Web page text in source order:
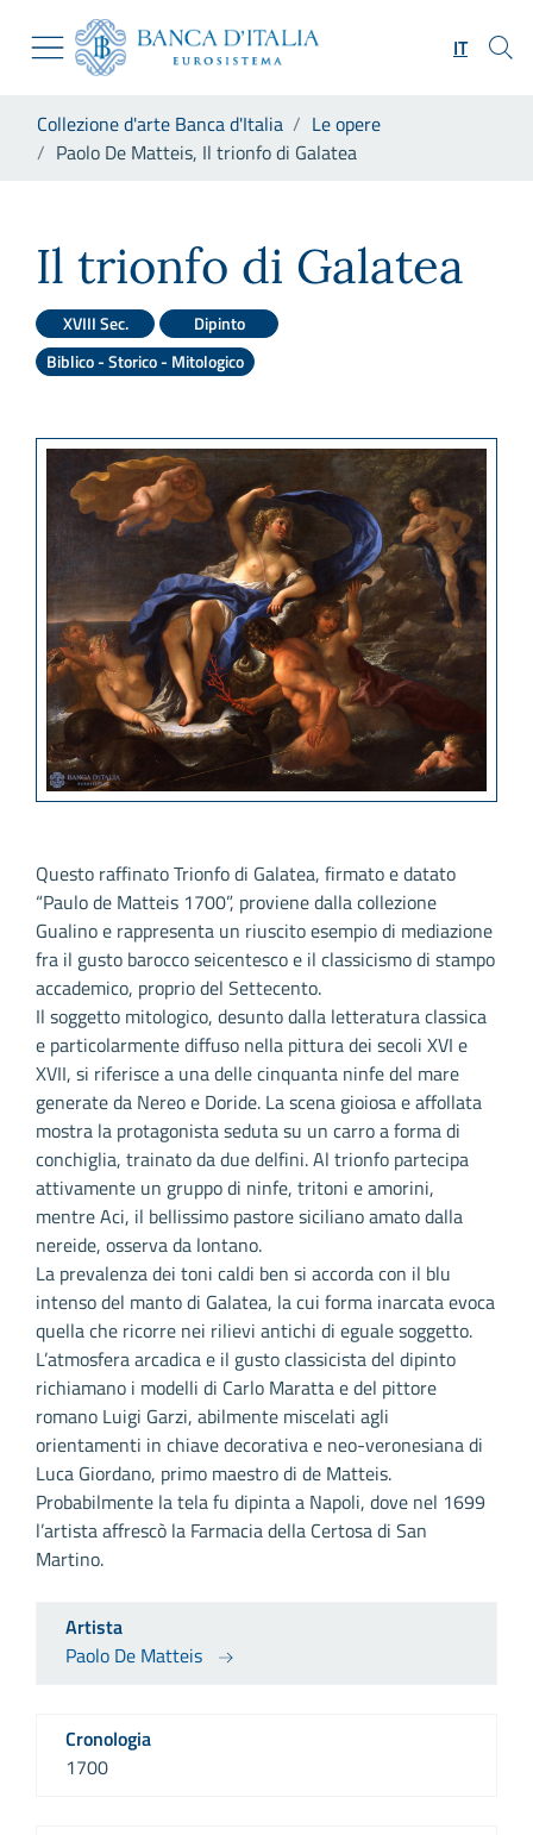
Skip to Main Content
Vai al sito istituzionale
Vai al menu di navigazione
Vai alla ricerca
Vai al footer
IT
Collezione d'arte Banca d'Italia
Le opere
Paolo De Matteis, Il trionfo di Galatea
Il trionfo di Galatea
XVIII Sec.
Dipinto
Biblico - Storico - Mitologico
Questo raffinato Trionfo di Galatea, firmato e datato
“Paulo de Matteis 1700”, proviene dalla collezione
Gualino e rappresenta un riuscito esempio di mediazione
fra il gusto barocco seicentesco e il classicismo di stampo
accademico, proprio del Settecento.
Il soggetto mitologico, desunto dalla letteratura classica
e particolarmente diffuso nella pittura dei secoli XVI e
XVII, si riferisce a una delle cinquanta ninfe del mare
generate da Nereo e Doride. La scena gioiosa e affollata
mostra la protagonista seduta su un carro a forma di
conchiglia, trainato da due delfini. Al trionfo partecipa
attivamente un gruppo di ninfe, tritoni e amorini,
mentre Aci, il bellissimo pastore siciliano amato dalla
nereide, osserva da lontano.
La prevalenza dei toni caldi ben si accorda con il blu
intenso del manto di Galatea, la cui forma inarcata evoca
quella che ricorre nei rilievi antichi di eguale soggetto.
L’atmosfera arcadica e il gusto classicista del dipinto
richiamano i modelli di Carlo Maratta e del pittore
romano Luigi Garzi, abilmente miscelati agli
orientamenti in chiave decorativa e neo-veronesiana di
Luca Giordano, primo maestro di de Matteis.
Probabilmente la tela fu dipinta a Napoli, dove nel 1699
l’artista affrescò la Farmacia della Certosa di San
Martino.
Artista
Paolo De Matteis
Cronologia
1700